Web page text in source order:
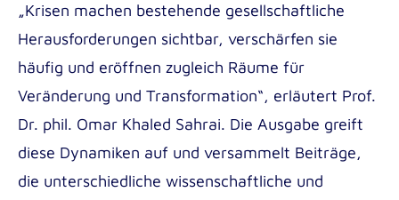
„Krisen machen bestehende gesellschaftliche
Herausforderungen sichtbar, verschärfen sie
häufig und eröffnen zugleich Räume für
Veränderung und Transformation“, erläutert Prof.
Dr. phil. Omar Khaled Sahrai. Die Ausgabe greift
diese Dynamiken auf und versammelt Beiträge,
die unterschiedliche wissenschaftliche und